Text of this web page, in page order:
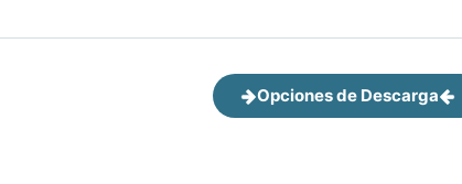
Opciones de Descarga